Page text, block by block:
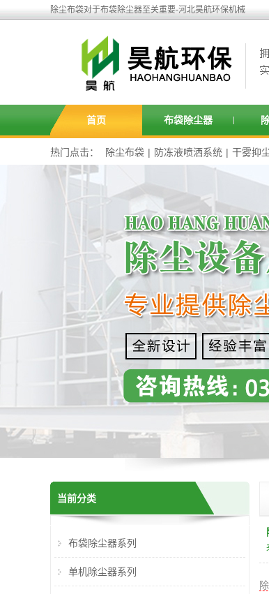
除尘布袋对于布袋除尘器至关重要-河北昊航环保机械
首页 布袋除尘器
热门点击： 除尘布袋 | 防冻液喷洒系统 | 干雾抑
当前分类
布袋除尘器系列
单机除尘器系列